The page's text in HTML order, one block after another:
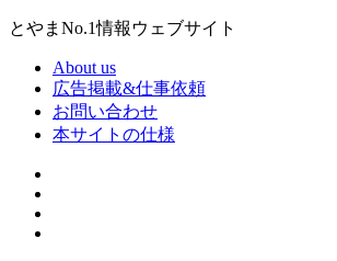
とやまNo.1情報ウェブサイト
About us
広告掲載&仕事依頼
お問い合わせ
本サイトの仕様